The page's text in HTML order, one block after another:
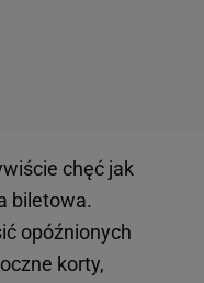
chęć jak
biletowa.
opóźnionych
korty,